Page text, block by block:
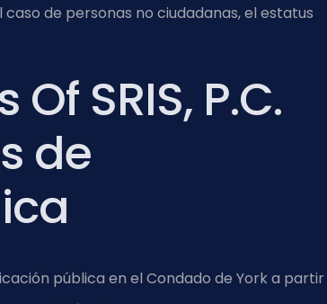
de personas no ciudadanas, el estatus
SRIS, P.C.
de
pública en el Condado de York a partir